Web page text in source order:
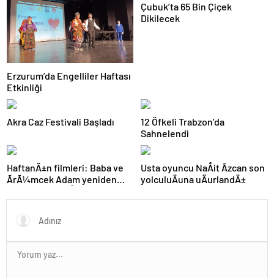
Erzurum’da Engelliler Haftası
Etkinliği
Çubuk’ta 65 Bin Çiçek
Dikilecek
Akra Caz Festivali Başladı
12 Öfkeli Trabzon’da
Sahnelendi
HaftanÄ±n filmleri: Baba ve
ÃrÃ¼mcek Adam yeniden
Usta oyuncu NaÅit Ãzcan son
yolculuÄuna uÄurlandÄ±